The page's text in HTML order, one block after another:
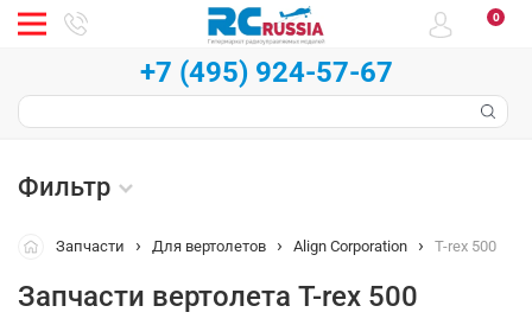
0
+7 (495) 924-57-67
Фильтр
Запчасти Для вертолетов Align Corporation T-rex 500
Запчасти вертолета T-rex 500